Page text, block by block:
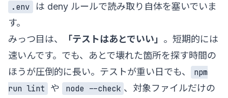
.env
は deny ルールで読み取り自体を塞いでいま
す。
みっつ目は、
「テストはあとでいい」 。短期的には
速いんです。でも、あとで壊れた箇所を探す時間の
ほうが圧倒的に長い。テストが重い日でも、
npm
run lint
や node --check 、対象ファイルだけの